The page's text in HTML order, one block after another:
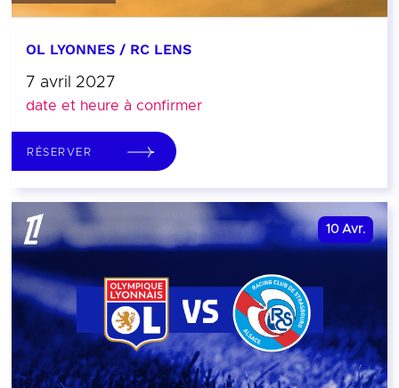
OL LYONNES / RC LENS
7 avril 2027
date et heure à confirmer
RÉSERVER
10 Avr.